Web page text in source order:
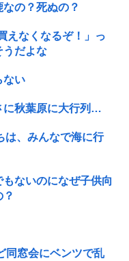
の？死ぬの？
えなくなるぞ！」っ
うだよな
ない
に秋葉原に大行列…
、みんなで海に行
ないのになぜ子供向
同窓会にベンツで乱